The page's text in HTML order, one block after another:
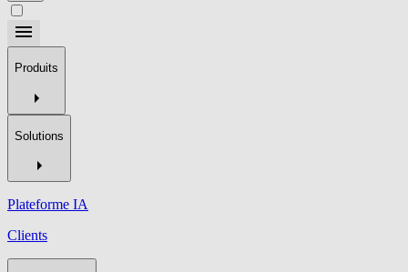
Produits
Solutions
Plateforme IA
Clients